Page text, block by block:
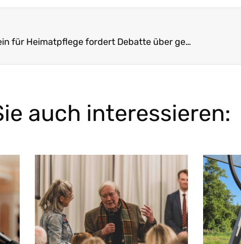
Pressemitteilung: Landesverein für Heimatpflege fordert Debatte über geplante Ausweichspielstätte in Nürnberg
auch interessieren: